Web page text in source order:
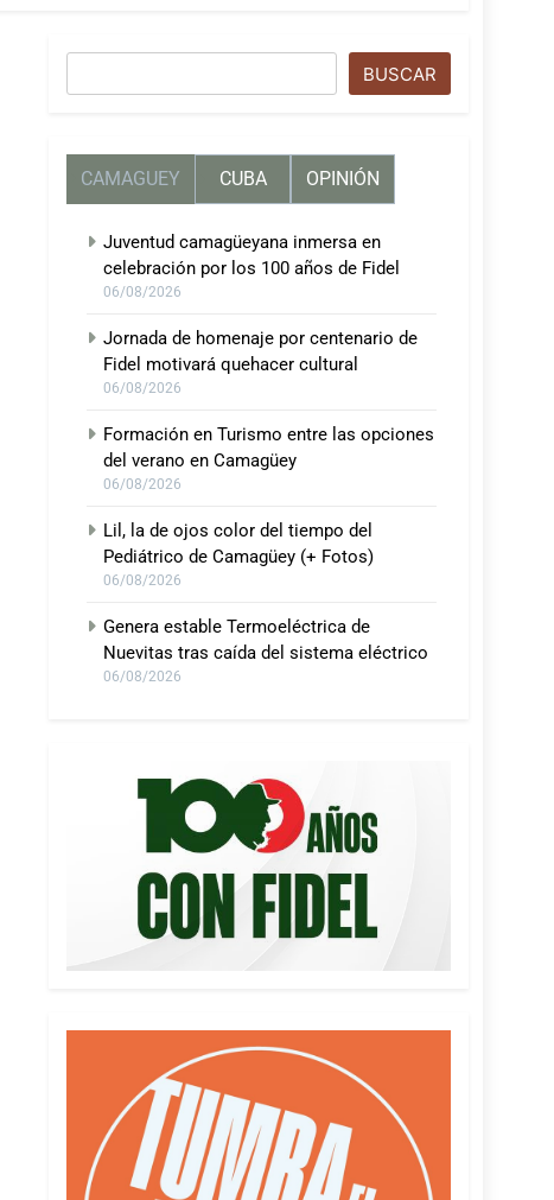
BUSCAR
CAMAGUEY CUBA OPINIÓN
Juventud camagüeyana inmersa en
celebración por los 100 años de Fidel
06/08/2026
Jornada de homenaje por centenario de
Fidel motivará quehacer cultural
06/08/2026
Formación en Turismo entre las opciones
del verano en Camagüey
06/08/2026
Lil, la de ojos color del tiempo del
Pediátrico de Camagüey (+ Fotos)
06/08/2026
Genera estable Termoeléctrica de
Nuevitas tras caída del sistema eléctrico
06/08/2026